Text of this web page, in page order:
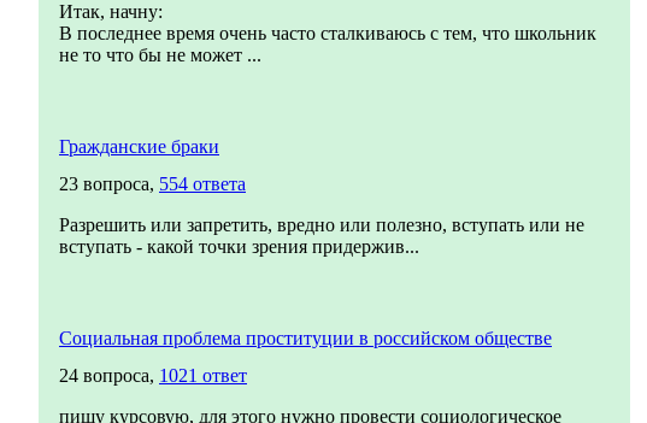
Итак, начну:
В последнее время очень часто сталкиваюсь с тем, что школьник
не то что бы не может ...
Гражданские браки
23 вопроса, 554 ответа
Разрешить или запретить, вредно или полезно, вступать или не
вступать - какой точки зрения придержив...
Социальная проблема проституции в российском обществе
24 вопроса, 1021 ответ
пишу курсовую, для этого нужно провести социологическое